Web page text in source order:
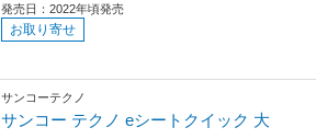
発売日：2022年頃発売
お取り寄せ
サンコーテクノ
サンコー テクノ eシートクイック 大